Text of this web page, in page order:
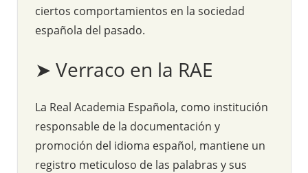
ciertos comportamientos en la sociedad
española del pasado.
➤ Verraco en la RAE
La Real Academia Española, como institución
responsable de la documentación y
promoción del idioma español, mantiene un
registro meticuloso de las palabras y sus